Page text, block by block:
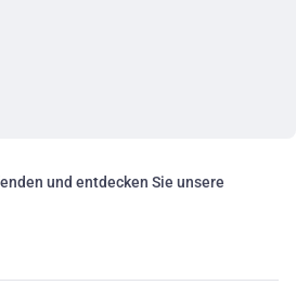
und entdecken Sie unsere